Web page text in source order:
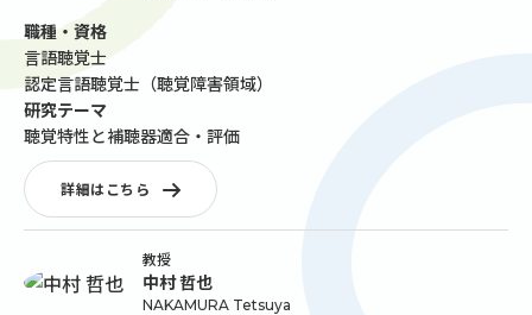
職種・資格
言語聴覚士
認定言語聴覚士（聴覚障害領域）
研究テーマ
聴覚特性と補聴器適合・評価
詳細はこちら
教授
中村 哲也
NAKAMURA Tetsuya